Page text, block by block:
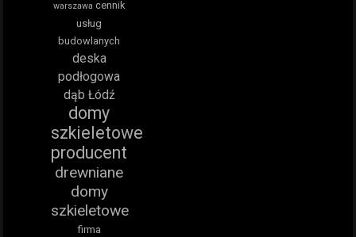
warszawa cennik
usług
budowlanych
deska
podłogowa
dąb Łódź
domy
szkieletowe
producent
drewniane
domy
szkieletowe
firma